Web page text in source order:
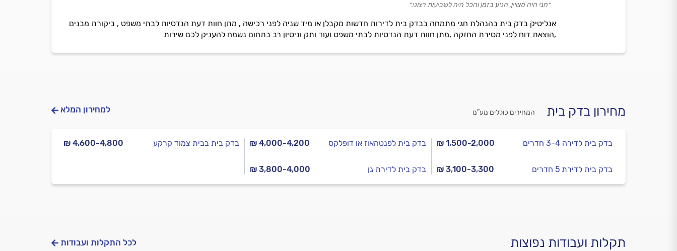
אנליטיק בדק בית בהנהלת חגי מתמחה בבדק בית לדירות חדשות מקבלן או מיד שניה לפני רכישה , מתן חוות דעת הנדסיות לבתי משפט , ביקורת מבנים
,הוצאת דוח לפני מסירת החזקה ,מתן חוות דעת הנדסיות לבתי משפט ועוד ותק וניסיון רב בתחום נשמח להעניק לכם שירות
״חגי היה מצויין, הגיע בזמן והכל היה לשביעות רצוני.״
מחירון בדק בית המחירים כוללים מע”מ למחירון המלא
₪ 1,500-2,000 בדק בית לדירה 3-4 חדרים
₪ 3,100-3,300 בדק בית לדירת 5 חדרים
₪ 4,000-4,200 בדק בית לפנטהאוז או דופלקס
₪ 3,800-4,000 בדק בית לדירת גן
₪ 4,600-4,800 בדק בית בבית צמוד קרקע
תקלות ועבודות נפוצות לכל התקלות ועבודות